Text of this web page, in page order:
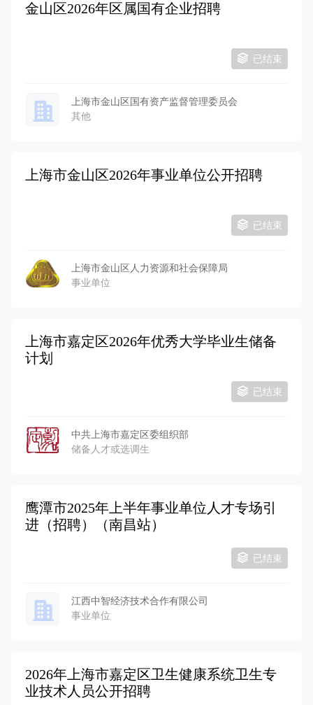
金山区2026年区属国有企业招聘
已结束
上海市金山区国有资产监督管理委员会
其他
上海市金山区2026年事业单位公开招聘
已结束
上海市金山区人力资源和社会保障局
事业单位
上海市嘉定区2026年优秀大学毕业生储备
计划
已结束
中共上海市嘉定区委组织部
储备人才或选调生
鹰潭市2025年上半年事业单位人才专场引
进（招聘）（南昌站）
已结束
江西中智经济技术合作有限公司
事业单位
2026年上海市嘉定区卫生健康系统卫生专
业技术人员公开招聘